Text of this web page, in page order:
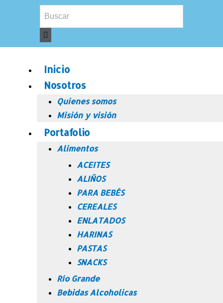
Inicio
Nosotros
Quienes somos
Misión y visión
Portafolio
Alimentos
ACEITES
ALIÑOS
PARA BEBÉS
CEREALES
ENLATADOS
HARINAS
PASTAS
SNACKS
Río Grande
Bebidas Alcoholicas